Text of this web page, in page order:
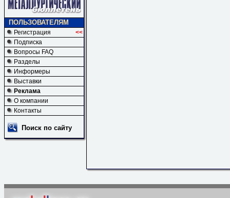
ПОЛЬЗОВАТЕЛЯМ
Регистрация
<<
Подписка
Вопросы FAQ
Разделы
Информеры
Выставки
Реклама
О компании
Контакты
Поиск по сайту